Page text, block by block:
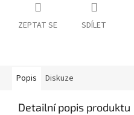
ZEPTAT SE SDÍLET
Popis Diskuze
Detailní popis produktu